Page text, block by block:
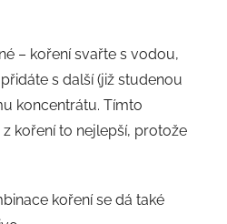
– koření svařte s vodou,
s další (již studenou
koncentrátu. Tímto
koření to nejlepší, protože
koření se dá také